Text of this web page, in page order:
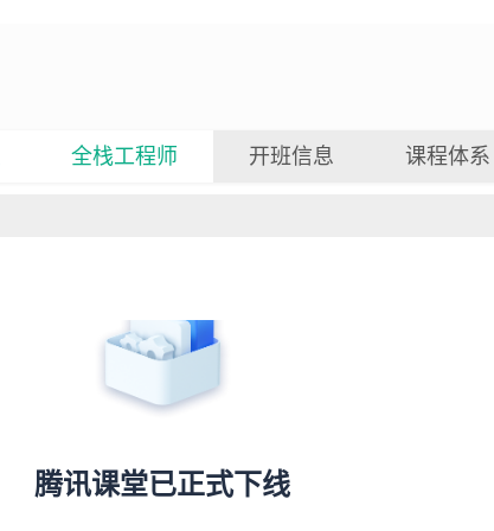
全栈工程师 开班信息 课程体系